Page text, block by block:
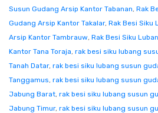
Susun Gudang Arsip Kantor Tabanan, Rak
Gudang Arsip Kantor Takalar, Rak Besi Siku
Arsip Kantor Tambrauw, Rak Besi Siku
Kantor Tana Toraja, rak besi siku lubang
Tanah Datar, rak besi siku lubang susun
Tanggamus, rak besi siku lubang susun
Jabung Barat, rak besi siku lubang susun
Jabung Timur, rak besi siku lubang susun